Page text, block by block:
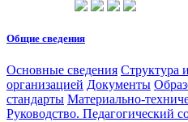
Общие сведения
Основные сведения Структура
организацией Документы
стандарты Материально-
Руководство. Педагогический